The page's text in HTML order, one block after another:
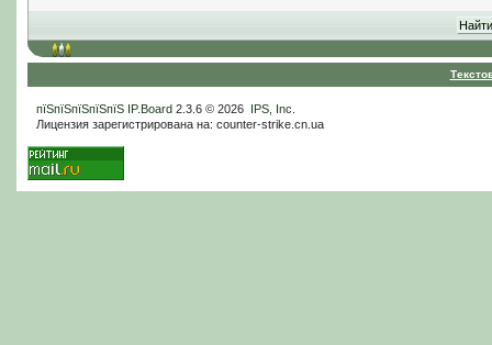
пїЅпїЅпїЅпїЅпїЅ IP.Board2.3.6 © 2026 IPS, Inc
Лицензия зарегистрирована на: counter-strike.cn.ua